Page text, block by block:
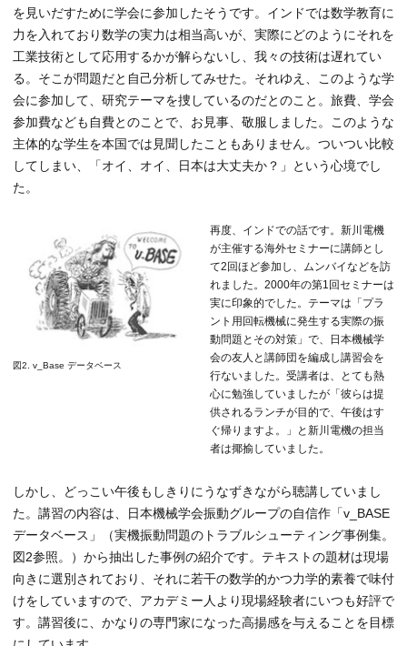
を見いだすために学会に参加したそうです。インドでは数学教育に
力を入れており数学の実力は相当高いが、実際にどのようにそれを
工業技術として応用するかが解らないし、我々の技術は遅れてい
る。そこが問題だと自己分析してみせた。それゆえ、このような学
会に参加して、研究テーマを捜しているのだとのこと。旅費、学会
参加費なども自費とのことで、お見事、敬服しました。このような
主体的な学生を本国では見聞したこともありません。ついつい比較
してしまい、「オイ、オイ、日本は大丈夫か？」という心境でし
た。
図2. v_Base データベース
再度、インドでの話です。新川電機
が主催する海外セミナーに講師とし
て2回ほど参加し、ムンバイなどを訪
れました。2000年の第1回セミナーは
実に印象的でした。テーマは「プラ
ント用回転機械に発生する実際の振
動問題とその対策」で、日本機械学
会の友人と講師団を編成し講習会を
行ないました。受講者は、とても熱
心に勉強していましたが「彼らは提
供されるランチが目的で、午後はす
ぐ帰りますよ。」と新川電機の担当
者は揶揄していました。
しかし、どっこい午後もしきりにうなずきながら聴講していまし
た。講習の内容は、日本機械学会振動グループの自信作「v_BASE
データベース」（実機振動問題のトラブルシューティング事例集。
図2参照。）から抽出した事例の紹介です。テキストの題材は現場
向きに選別されており、それに若干の数学的かつ力学的素養で味付
けをしていますので、アカデミー人より現場経験者にいつも好評で
す。講習後に、かなりの専門家になった高揚感を与えることを目標